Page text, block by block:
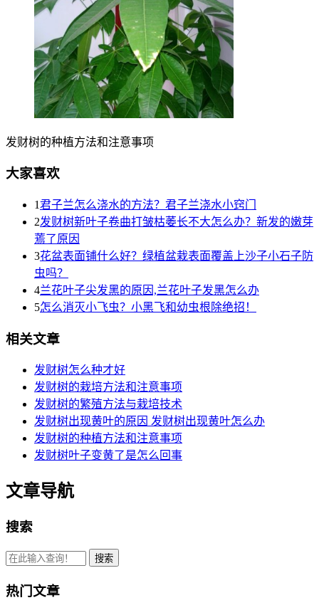
发财树的种植方法和注意事项
大家喜欢
1君子兰怎么浇水的方法？君子兰浇水小窍门
2发财树新叶子卷曲打皱枯萎长不大怎么办？新发的嫩芽
蔫了原因
3花盆表面铺什么好？绿植盆栽表面覆盖上沙子小石子防
虫吗？
4兰花叶子尖发黑的原因,兰花叶子发黑怎么办
5怎么消灭小飞虫？小黑飞和幼虫根除绝招！
相关文章
发财树怎么种才好
发财树的栽培方法和注意事项
发财树的繁殖方法与栽培技术
发财树出现黄叶的原因 发财树出现黄叶怎么办
发财树的种植方法和注意事项
发财树叶子变黄了是怎么回事
文章导航
搜索
热门文章